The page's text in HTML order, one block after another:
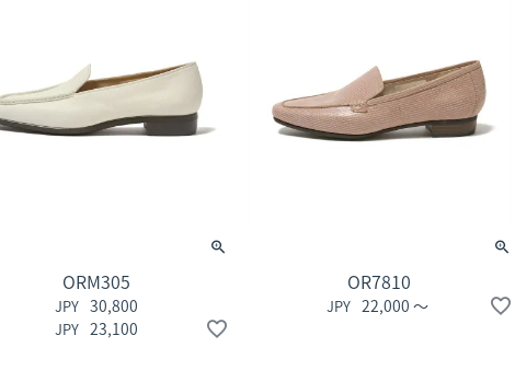
ORM305
30,800
23,100
OR7810
22,000 〜